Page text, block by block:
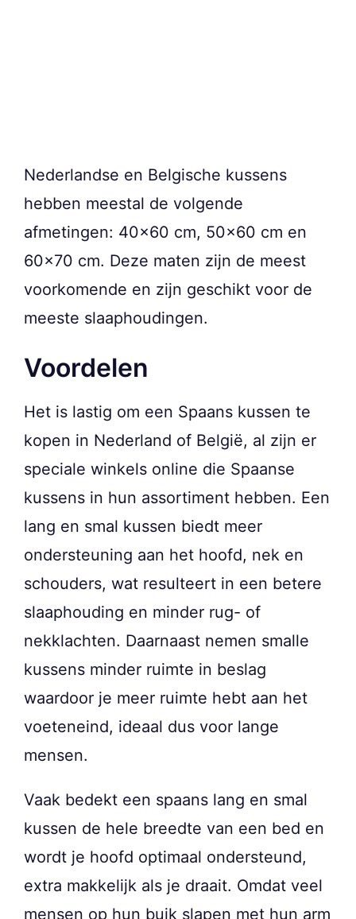
Nederlandse en Belgische kussens
hebben meestal de volgende
afmetingen: 40×60 cm, 50×60 cm en
60×70 cm. Deze maten zijn de meest
voorkomende en zijn geschikt voor de
meeste slaaphoudingen.
Voordelen
Het is lastig om een Spaans kussen te
kopen in Nederland of België, al zijn er
speciale winkels online die Spaanse
kussens in hun assortiment hebben. Een
lang en smal kussen biedt meer
ondersteuning aan het hoofd, nek en
schouders, wat resulteert in een betere
slaaphouding en minder rug- of
nekklachten. Daarnaast nemen smalle
kussens minder ruimte in beslag
waardoor je meer ruimte hebt aan het
voeteneind, ideaal dus voor lange
mensen.
Vaak bedekt een spaans lang en smal
kussen de hele breedte van een bed en
wordt je hoofd optimaal ondersteund,
extra makkelijk als je draait. Omdat veel
mensen op hun buik slapen met hun arm